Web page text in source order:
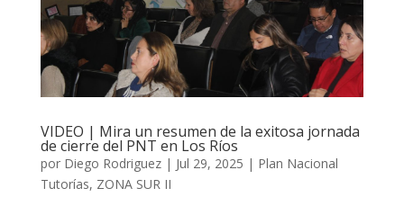
VIDEO | Mira un resumen de la exitosa jornada
de cierre del PNT en Los Ríos
por Diego Rodriguez| Jul 29, 2025 | Plan Nacional
Tutorías, ZONA SUR II